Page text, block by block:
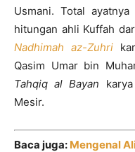
Usmani. Total
hitungan ahli Kuffah
Nadhimah az-Zuhri
Qasim Umar bin
Tahqiq al Bayan
Mesir.
Baca juga: Mengenal